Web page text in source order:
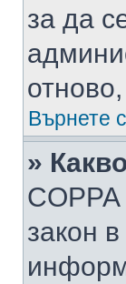
за да
Върнете
»
закон